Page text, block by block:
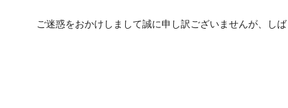
ご迷惑をおかけしまして誠に申し訳ございませんが、し